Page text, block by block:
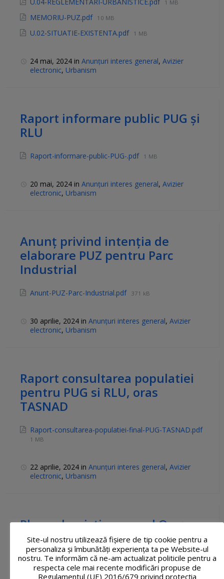
U.04-REGLEMENTARI-URBANISTICE.pdf 1 MB
MEMORIU-PUZ.pdf 10 MB
U.02-SITUATIE-EXISTENTA.pdf 1 MB
24 mai, 2024 in Anunțuri interes general, Avizier
electronic, Urbanism
Raport informare public PUG și
RLU
Raport-informare-public-PUG-.pdf 1 MB
20 mai, 2024 in Anunțuri interes general, Avizier
electronic, Urbanism
Anunț privind intenția de
elaborare PUZ pentru Parc
Industrial
Anunt-PUZ-Parc-Industrial.pdf 371 kB
30 aprilie, 2024 in Anunțuri interes general, Avizier
electronic, Urbanism
Raport consultarea populatiei
pentru PUG si RLU, oras
TASNAD
Raport-consultarea-populatiei-final-PUG-TASNAD.pdf
1 MB
22 aprilie, 2024 in Anunțuri interes general, Avizier
electronic, Urbanism
Plan urbanistic general Oraș
Tășnad – Etapa II, ETAPA DE
ELABORARE PUG PROPRIU ZIS
Anunt-consultare-publica-propuneri-finale.pdf 404 kB
Site-ul nostru utilizează fişiere de tip cookie pentru a
personaliza și îmbunătăți experiența ta pe Website-ul
nostru. Te informăm că ne-am actualizat politicile pentru a
respecta cele mai recente modificări propuse de
Regulamentul (UE) 2016/679 privind protecția